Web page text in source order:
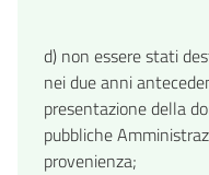
d) non essere stati
nei due anni
presentazione della
pubbliche
provenienza;